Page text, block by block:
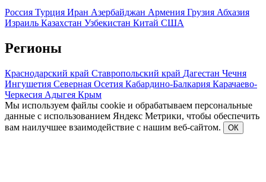
Россия Турция Иран Азербайджан Армения Грузия Абхазия
Израиль Казахстан Узбекистан Китай США
Регионы
Краснодарский край Ставропольский край Дагестан Чечня
Ингушетия Северная Осетия Кабардино-Балкария Карачаево-
Черкесия Адыгея Крым
Мы используем файлы cookie и обрабатываем персональные
данные с использованием Яндекс Метрики, чтобы обеспечить
вам наилучшее взаимодействие с нашим веб-сайтом.
ОК